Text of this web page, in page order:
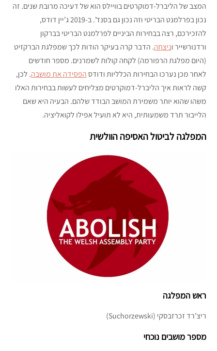
המצב של הליברל-דמוקרטים בוויילס הוא של דעיכה מרובת שנים. זה
נכון בפרלמנט הבריטי וזה נכון גם בסנד’. ב-2019 ג’יין דודס,
להזכירכם, רצה בבחירות הביניים לפרלמנט הבריטי בברקון
ורדנורשייר וניצחה. הדבר קרה בעיקר הודות לכך שמפלגת הברקזיט
(היום מפלגת הרפורמה) לקחה קולות לשמרנים. מספר חודשים
לאחר מכן נערכו הבחירות הכלליות ודודסהפסידה את מושבה. לכן,
קשה לראות איך הליברל-דמוקרטים מצליחים לעשות בבחירות האלו
משהו שהוא יותר משמירת המושב הבודד שלהם. הבעיה היא שאם
הלייבור תרד משמעותית, היא לא תועיל אפילו לקואליציה.
המפלגה לביטול האסיפה הוולשית
ראש המפלגה
ריצ’רד זכרזבסקי (Suchorzewski)
מספר מושבים נוכחי